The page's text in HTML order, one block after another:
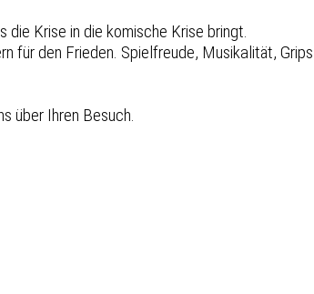
die Krise in die komische Krise bringt.
für den Frieden. Spielfreude, Musikalität, Grips
über Ihren Besuch.